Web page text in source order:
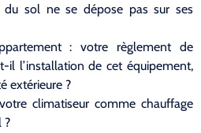
du sol ne se dépose pas sur ses
: votre règlement de
il l’installation de cet équipement,
extérieure ?
climatiseur comme chauffage
?